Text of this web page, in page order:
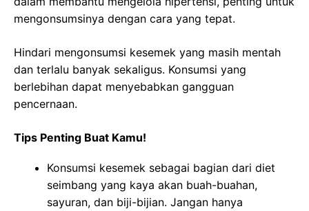
mengonsumsinya dengan cara yang tepat.
Hindari mengonsumsi kesemek yang masih mentah
dan terlalu banyak sekaligus. Konsumsi yang
berlebihan dapat menyebabkan gangguan
pencernaan.
Tips Penting Buat Kamu!
Konsumsi kesemek sebagai bagian dari diet
seimbang yang kaya akan buah-buahan,
sayuran, dan biji-bijian. Jangan hanya